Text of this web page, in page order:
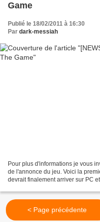
Game
Publié le 18/02/2011 à 16:30
Par dark-messiah
Pour plus d'informations je vous
de l'annonce du jeu. Voici la
devrait finalement arriver sur PC
< Page précédente